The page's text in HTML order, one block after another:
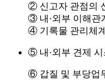
② 신고자 관점의
③ 내·외부 이해관
④ 기록물 관리체
⑤ 내·외부 견제 시
⑥ 갑질 및 부당업